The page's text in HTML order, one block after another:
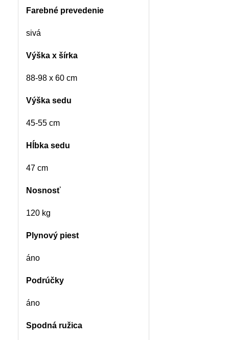
Farebné prevedenie
sivá
Výška x šírka
88-98 x 60 cm
Výška sedu
45-55 cm
Hĺbka sedu
47 cm
Nosnosť
120 kg
Plynový piest
áno
Podrúčky
áno
Spodná ružica